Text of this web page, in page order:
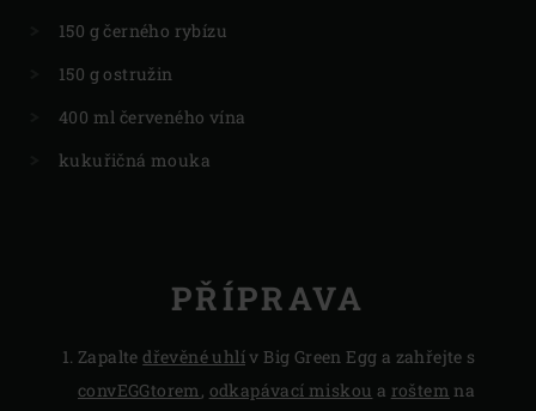
150 g černého rybízu
150 g ostružin
400 ml červeného vína
kukuřičná mouka
PŘÍPRAVA
Zapaltedřevěné uhlív Big Green Egg a zahřejte s
convEGGtorem, odkapávací miskou a roštem na